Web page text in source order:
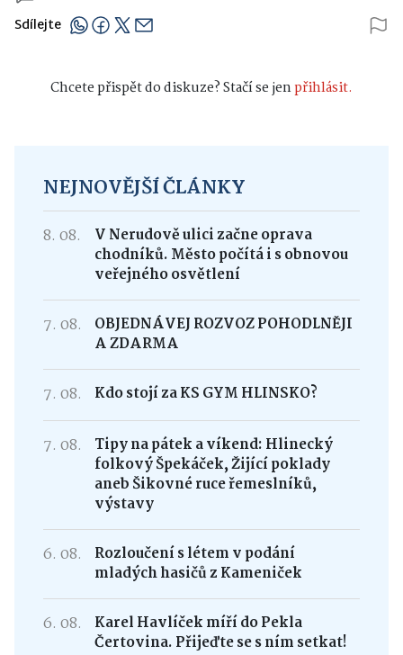
Sdílejte
Chcete přispět do diskuze? Stačí se jen přihlásit.
NEJNOVĚJŠÍ ČLÁNKY
8. 08.
V Nerudově ulici začne oprava
chodníků. Město počítá i s obnovou
veřejného osvětlení
7. 08.
OBJEDNÁVEJ ROZVOZ POHODLNĚJI
A ZDARMA
7. 08. Kdo stojí za KS GYM HLINSKO?
7. 08.
Tipy na pátek a víkend: Hlinecký
folkový Špekáček, Žijící poklady
aneb Šikovné ruce řemeslníků,
výstavy
6. 08.
Rozloučení s létem v podání
mladých hasičů z Kameniček
6. 08.
Karel Havlíček míří do Pekla
Čertovina. Přijeďte se s ním setkat!